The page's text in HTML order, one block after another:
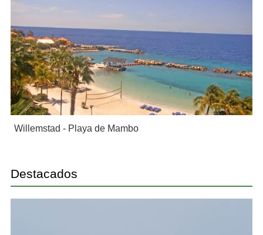
Willemstad - Playa de Mambo
Destacados